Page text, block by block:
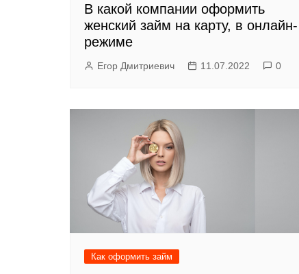
В какой компании оформить
женский займ на карту, в онлайн-
режиме
Егор Дмитриевич 11.07.2022 0
Как оформить займ